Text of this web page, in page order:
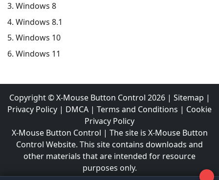
Windows 8
Windows 8.1
Windows 10
Windows 11
Copyright ©X-Mouse Button Control 2026| Sitemap |
Privacy Policy | DMCA | Terms and Conditions | Cookie
Privacy Policy
X-Mouse Button Control | The site is X-Mouse Button
Control Website. This site contains downloads and
other materials that are intended for resource
purposes only.